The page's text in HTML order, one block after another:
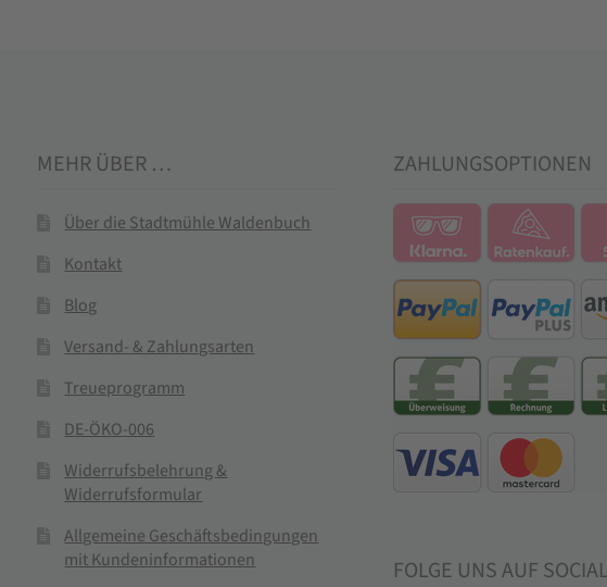
MEHR ÜBER …
Über die Stadtmühle Waldenbuch
Kontakt
Blog
Versand- & Zahlungsarten
Treueprogramm
DE-ÖKO-006
Widerrufsbelehrung &
Widerrufsformular
Allgemeine Geschäftsbedingungen
mit Kundeninformationen
ZAHLUNGSOPTIONEN
FOLGE UNS AUF